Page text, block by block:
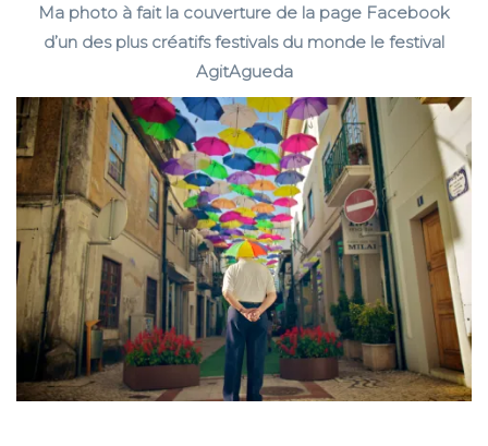
Ma photo à fait la couverture de la page Facebook
d’un des plus créatifs festivals du monde le festival
AgitAgueda